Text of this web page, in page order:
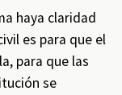
haya claridad
es para que el
para que las
se